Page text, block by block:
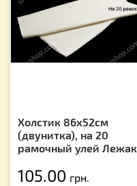
Холстик 86х52см
(двунитка), на 20
рамочный улей Лежак
105.00 грн.